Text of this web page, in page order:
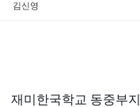
김신영
재미한국학교 동중부